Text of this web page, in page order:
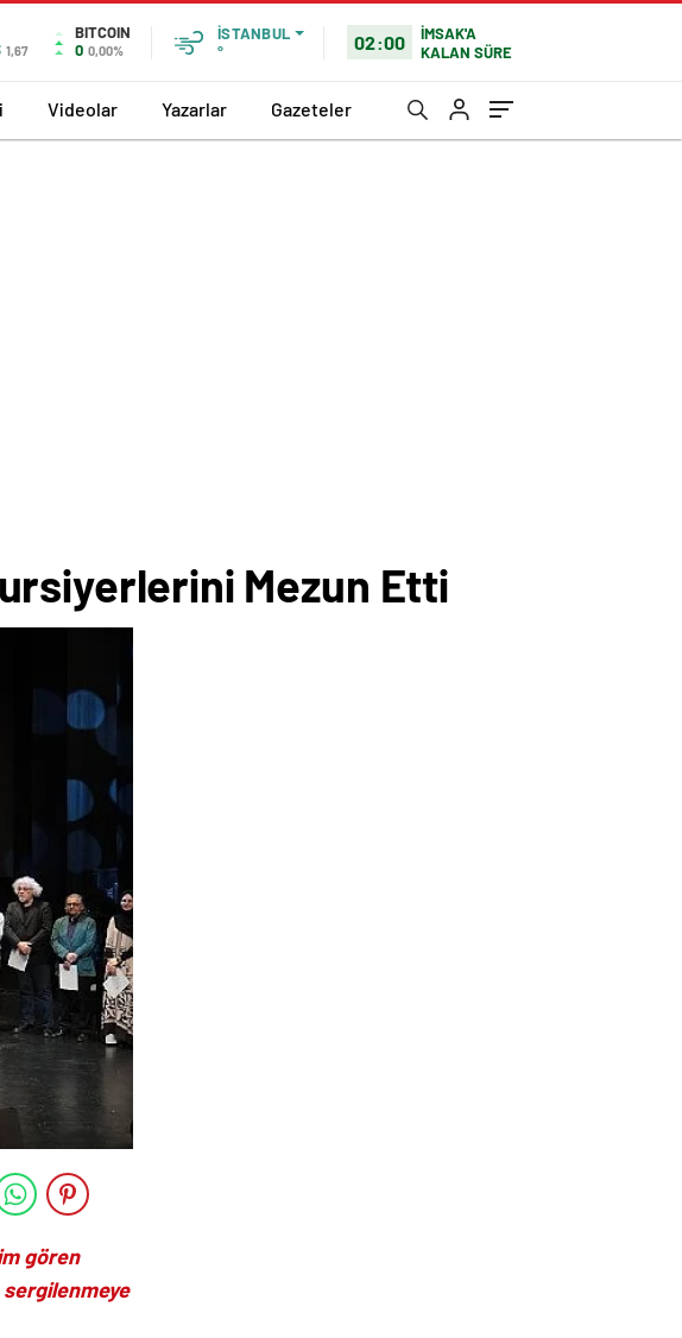
1,67
BITCOIN
0 0,00%
İSTANBUL
°
02:00
İMSAK'A
KALAN SÜRE
Videolar Yazarlar Gazeteler
Mezun Etti
gören